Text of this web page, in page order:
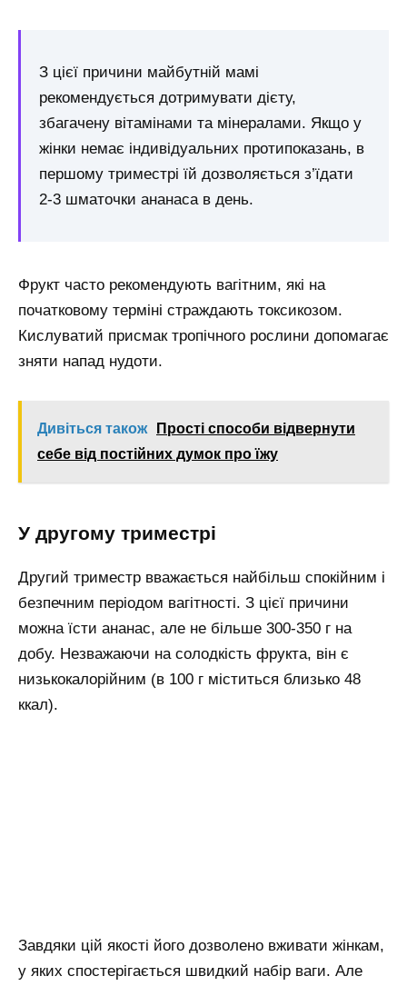
З цієї причини майбутній мамі
рекомендується дотримувати дієту,
збагачену вітамінами та мінералами. Якщо у
жінки немає індивідуальних протипоказань, в
першому триместрі їй дозволяється з’їдати
2-3 шматочки ананаса в день.
Фрукт часто рекомендують вагітним, які на
початковому терміні страждають токсикозом.
Кислуватий присмак тропічного рослини допомагає
зняти напад нудоти.
Дивіться також
Прості способи відвернути
себе від постійних думок про їжу
У другому триместрі
Другий триместр вважається найбільш спокійним і
безпечним періодом вагітності. З цієї причини
можна їсти ананас, але не більше 300-350 г на
добу. Незважаючи на солодкість фрукта, він є
низькокалорійним (в 100 г міститься близько 48
ккал).
Завдяки цій якості його дозволено вживати жінкам,
у яких спостерігається швидкий набір ваги. Але